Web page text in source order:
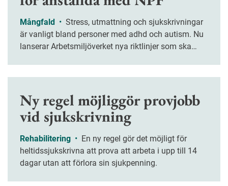
Mångfald •
är vanligt bland personer med adhd och autism. Nu
lanserar Arbetsmiljöverket nya riktlinjer som ska
Ny regel möjliggör provjobb
vid sjukskrivning
Rehabilitering •
heltidssjukskrivna att prova att arbeta i upp till 14
dagar utan att förlora sin sjukpenning.